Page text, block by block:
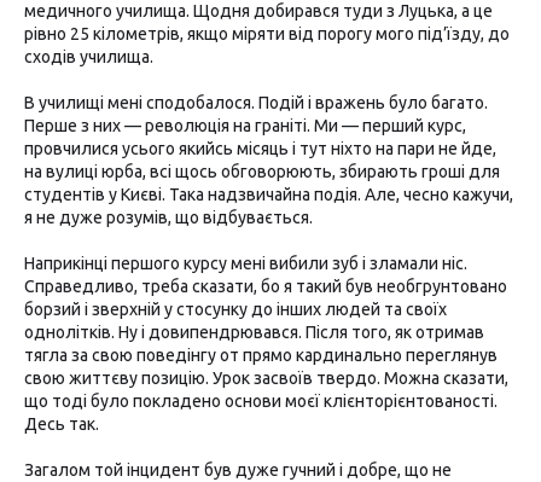
медичного училища. Щодня добирався туди з Луцька, а це
рівно 25 кілометрів, якщо міряти від порогу мого під’їзду, до
сходів училища.
В училищі мені сподобалося. Подій і вражень було багато.
Перше з них — революція на граніті. Ми — перший курс,
провчилися усього якийсь місяць і тут ніхто на пари не йде,
на вулиці юрба, всі щось обговорюють, збирають гроші для
студентів у Києві. Така надзвичайна подія. Але, чесно кажучи,
я не дуже розумів, що відбувається.
Наприкінці першого курсу мені вибили зуб і зламали ніс.
Справедливо, треба сказати, бо я такий був необгрунтовано
борзий і зверхній у стосунку до інших людей та своїх
однолітків. Ну і довипендрювався. Після того, як отримав
тягла за свою поведінгу от прямо кардинально переглянув
свою життєву позицію. Урок засвоїв твердо. Можна сказати,
що тоді було покладено основи моєї клієнторієнтованості.
Десь так.
Загалом той інцидент був дуже гучний і добре, що не